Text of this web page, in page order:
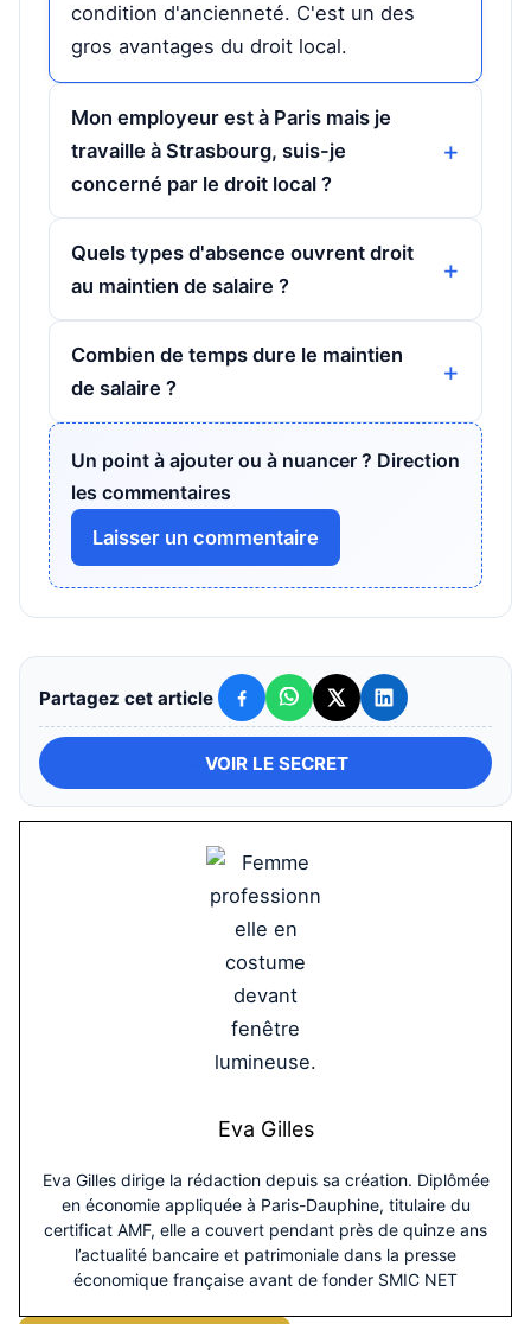
condition d'ancienneté. C'est un des
gros avantages du droit local.
Mon employeur est à Paris mais je
travaille à Strasbourg, suis-je
concerné par le droit local ?
Quels types d'absence ouvrent droit
au maintien de salaire ?
Combien de temps dure le maintien
de salaire ?
Un point à ajouter ou à nuancer ? Direction
les commentaires
Laisser un commentaire
Partagez cet article
VOIR LE SECRET
Eva Gilles
Eva Gilles dirige la rédaction depuis sa création. Diplômée
en économie appliquée à Paris-Dauphine, titulaire du
certificat AMF, elle a couvert pendant près de quinze ans
l’actualité bancaire et patrimoniale dans la presse
économique française avant de fonder SMIC NET